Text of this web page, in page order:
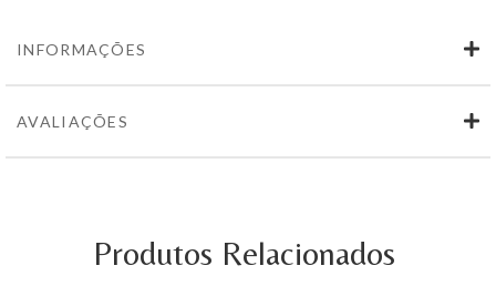
INFORMAÇÕES
AVALIAÇÕES
Produtos Relacionados